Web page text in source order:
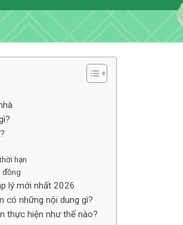
hạn
đồng
lý mới nhất 2026
có những nội dung gì?
thực hiện như thế nào?